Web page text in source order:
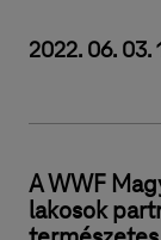
2022. 06. 03.
A WWF
lakosok